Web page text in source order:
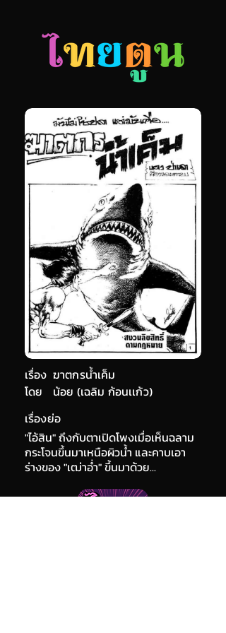
เรื่อง ฆาตกรน้ำเค็ม
น้อย (เฉลิม ก้อนเเก้ว)
โดย
เรื่องย่อ
"ไอ้สิน" ถึงกับตาเปิดโพงเมื่อเห็นฉลาม
กระโจนขึ้นมาเหนือผิวน้ำ และคาบเอา
ร่างของ "เฒ่าอ่ำ" ขึ้นมาด้วย...